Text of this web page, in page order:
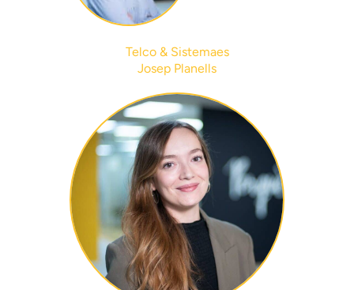
Telco & Sistemaes
Josep Planells